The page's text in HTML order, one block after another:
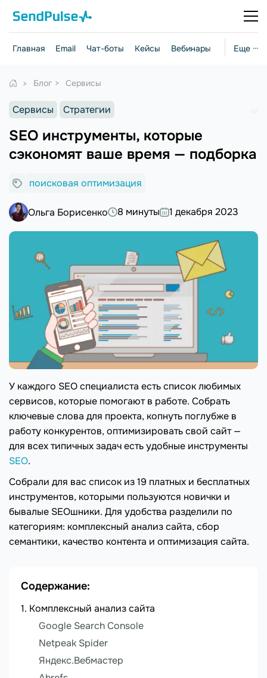
Еще ···
Главная Email Чат-боты Кейсы Вебинары Стратегии
Блог Сервисы
Сервисы Стратегии
SEO инструменты, которые
сэкономят ваше время — подборка
поисковая оптимизация
Ольга Борисенко 8 минуты 1 декабря 2023
У каждого SEO специалиста есть список любимых
сервисов, которые помогают в работе. Собрать
ключевые слова для проекта, копнуть поглубже в
работу конкурентов, оптимизировать свой сайт —
для всех типичных задач есть удобные инструменты
SEO.
Собрали для вас список из 19 платных и бесплатных
инструментов, которыми пользуются новички и
бывалые SEOшники. Для удобства разделили по
категориям: комплексный анализ сайта, сбор
семантики, качество контента и оптимизация сайта.
Содержание:
Комплексный анализ сайта
Google Search Console
Netpeak Spider
Яндекс.Вебмастер